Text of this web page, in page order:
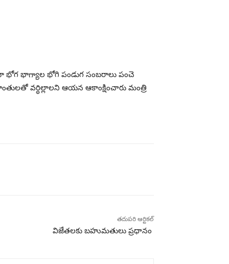
భోగ భాగ్యాల భోగి పండుగ సంబరాలు పంచె
వర్ధిల్లాలని ఆయన ఆకాంక్షించారు మంత్రి
తదుపరి ఆర్టికల్
విజేతలకు బహుమతులు ప్రధానం